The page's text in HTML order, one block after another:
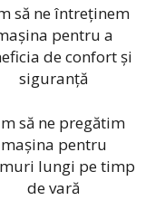
să ne întreținem
pentru a
de confort și
siguranță
să ne pregătim
mașina pentru
lungi pe timp
de vară